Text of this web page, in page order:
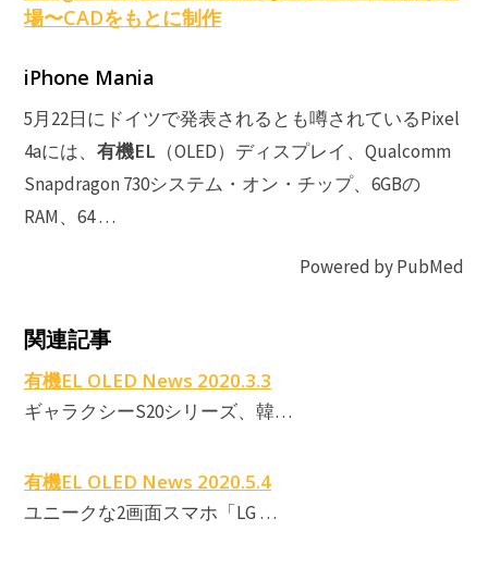
場〜CADをもとに制作
iPhone Mania
5月22日にドイツで発表されるとも噂されているPixel
4aには、 有機EL （OLED）ディスプレイ、Qualcomm
Snapdragon 730システム・オン・チップ、6GBの
RAM、64 …
Powered by PubMed
関連記事
有機EL OLED News 2020.3.3
ギャラクシーS20シリーズ、韓…
有機EL OLED News 2020.5.4
ユニークな2画面スマホ「LG …